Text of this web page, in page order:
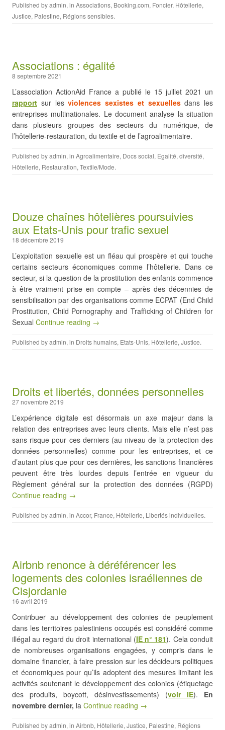
Published byadmin, in Associations, Booking.com, Foncier, Hôtellerie,
Justice, Palestine, Régions sensibles.
Associations : égalité
8 septembre 2021
L’association ActionAid France a publié le 15 juillet 2021 un
rapport sur les violences sexistes et sexuellesdans les
entreprises multinationales. Le document analyse la situation
dans plusieurs groupes des secteurs du numérique, de
l’hôtellerie-restauration, du textile et de l’agroalimentaire.
Published byadmin, in Agroalimentaire, Docs social, Egalité, diversité,
Hôtellerie, Restauration, Textile/Mode.
Douze chaînes hôtelières poursuivies
aux Etats-Unis pour trafic sexuel
18 décembre 2019
L’exploitation sexuelle est un fléau qui prospère et qui touche
certains secteurs économiques comme l’hôtellerie. Dans ce
secteur, si la question de la prostitution des enfants commence
à être vraiment prise en compte – après des décennies de
sensibilisation par des organisations comme ECPAT (End Child
Prostitution, Child Pornography and Trafficking of Children for
Sexual Continue reading →
Published byadmin, in Droits humains, Etats-Unis, Hôtellerie, Justice.
Droits et libertés, données personnelles
27 novembre 2019
L’expérience digitale est désormais un axe majeur dans la
relation des entreprises avec leurs clients. Mais elle n’est pas
sans risque pour ces derniers (au niveau de la protection des
données personnelles) comme pour les entreprises, et ce
d’autant plus que pour ces dernières, les sanctions financières
peuvent être très lourdes depuis l’entrée en vigueur du
Règlement général sur la protection des données (RGPD)
Continue reading →
Published byadmin, in Accor, France, Hôtellerie, Libertés individuelles.
Airbnb renonce à déréférencer les
logements des colonies israéliennes de
Cisjordanie
16 avril 2019
Contribuer au développement des colonies de peuplement
dans les territoires palestiniens occupés est considéré comme
illégal au regard du droit international (IE n° 181). Cela conduit
de nombreuses organisations engagées, y compris dans le
domaine financier, à faire pression sur les décideurs politiques
et économiques pour qu’ils adoptent des mesures limitant les
activités soutenant le développement des colonies (étiquetage
des produits, boycott, désinvestissements) (voir IE). En
novembre dernier, la Continue reading →
Published byadmin, in Airbnb, Hôtellerie, Justice, Palestine, Régions